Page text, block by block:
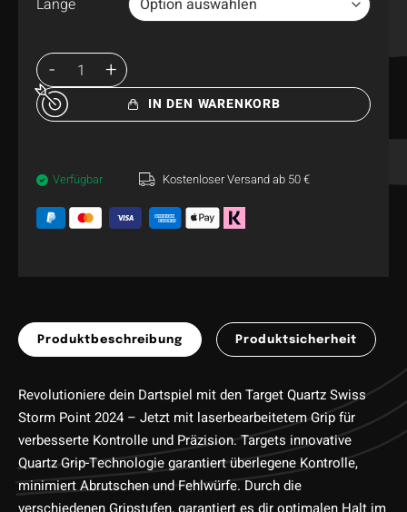
IN DEN WARENKORB
Verfügbar Kostenloser Versand ab 50 €
Produktbeschreibung Produktsicherheit
Revolutioniere dein Dartspiel mit den Target Quartz Swiss
Storm Point 2024 – Jetzt mit laserbearbeitetem Grip für
verbesserte Kontrolle und Präzision. Targets innovative
Quartz Grip-Technologie garantiert überlegene Kontrolle,
minimiert Abrutschen und Fehlwürfe. Durch die